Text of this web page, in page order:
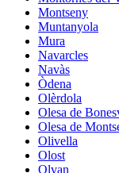
Montseny
Muntanyola
Mura
Navarcles
Navàs
Òdena
Olèrdola
Olesa de
Olesa de
Olivella
Olost
Olvan